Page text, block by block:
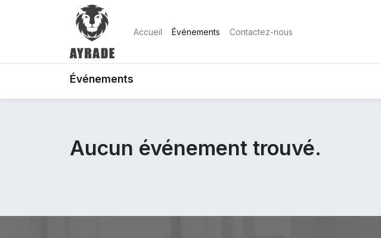
Accueil Événements Contactez-nous
Événements
Aucun événement trouvé.